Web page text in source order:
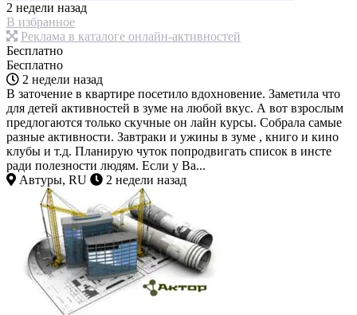
2 недели назад
В избранное
Реклама в каталоге онлайн-активностей
Бесплатно
Бесплатно
2 недели назад
В заточение в квартире посетило вдохновение. Заметила что
для детей активностей в зуме на любой вкус. А вот взрослым
предлогаются только скучные он лайн курсы. Собрала самые
разные активности. Завтраки и ужины в зуме , книго и кино
клубы и т.д. Планирую чуток попродвигать список в инсте
ради полезности людям. Если у Ва...
Автуры, RU
2 недели назад